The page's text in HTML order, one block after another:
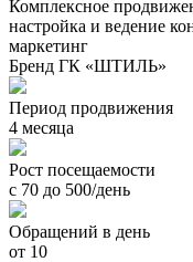
Комплексное
настройка и ведение
маркетинг
Бренд ГК «ШТИЛЬ»
Период продвижения
4 месяца
Рост посещаемости
с 70 до 500/день
Обращений в день
от 10